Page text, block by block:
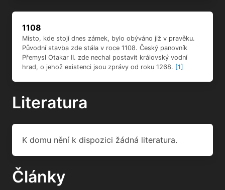
1108
Místo, kde stojí dnes zámek, bylo obýváno již v pravěku.
Původní stavba zde stála v roce 1108. Český panovník
Přemysl Otakar II. zde nechal postavit královský vodní
hrad, o jehož existenci jsou zprávy od roku 1268. [1]
Literatura
K domu nění k dispozici žádná literatura.
Články